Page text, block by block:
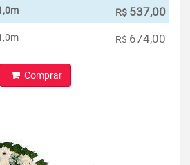
R$ 537,00
R$ 674,00
Comprar